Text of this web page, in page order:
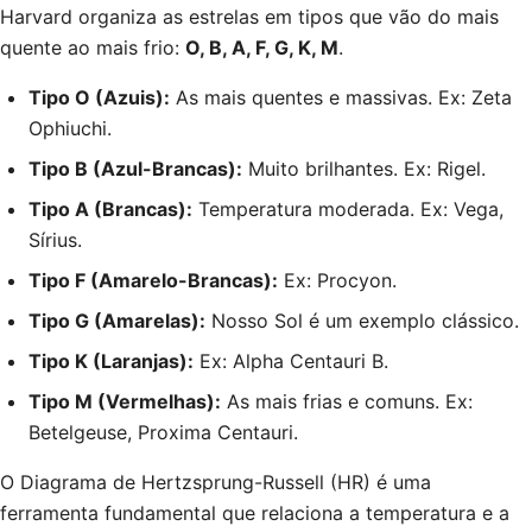
Harvard organiza as estrelas em tipos que vão do mais
quente ao mais frio: O, B, A, F, G, K, M.
Tipo O (Azuis): As mais quentes e massivas. Ex: Zeta
Ophiuchi.
Tipo B (Azul-Brancas): Muito brilhantes. Ex: Rigel.
Tipo A (Brancas): Temperatura moderada. Ex: Vega,
Sírius.
Tipo F (Amarelo-Brancas): Ex: Procyon.
Tipo G (Amarelas): Nosso Sol é um exemplo clássico.
Tipo K (Laranjas): Ex: Alpha Centauri B.
Tipo M (Vermelhas): As mais frias e comuns. Ex:
Betelgeuse, Proxima Centauri.
O Diagrama de Hertzsprung-Russell (HR) é uma
ferramenta fundamental que relaciona a temperatura e a